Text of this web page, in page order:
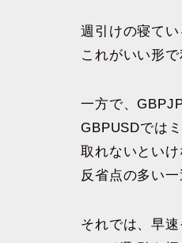
週引けの寝てい
これがいい形
一方で、
GBPUSDでは
取れないといけ
反省点の多い一
それでは、早